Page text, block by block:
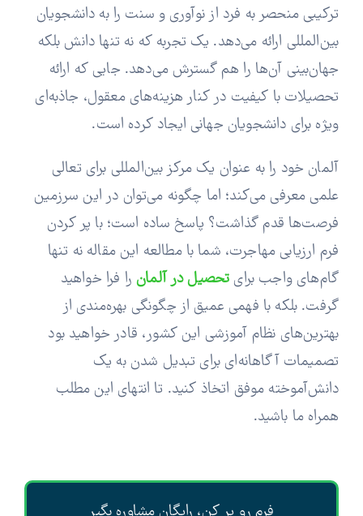
ترکیبی منحصر به فرد از نوآوری و سنت را به دانشجویان
بین‌المللی ارائه می‌دهد. یک تجربه که نه تنها دانش بلکه
جهان‌بینی آن‌ها را هم گسترش می‌دهد. جایی که ارائه
تحصیلات با کیفیت در کنار هزینه‌های معقول، جاذبه‌ای
ویژه برای دانشجویان جهانی ایجاد کرده است.
آلمان خود را به عنوان یک مرکز بین‌المللی برای تعالی
علمی معرفی می‌کند؛ اما چگونه می‌توان در این سرزمین
فرصت‌ها قدم گذاشت؟ پاسخ ساده است؛ با پر کردن
فرم ارزیابی مهاجرت، شما با مطالعه این مقاله نه تنها
گام‌های واجب برای تحصیل در آلمان را فرا خواهید
گرفت. بلکه با فهمی عمیق از چگونگی بهره‌مندی از
بهترین‌های نظام آموزشی این کشور، قادر خواهید بود
تصمیمات آگاهانه‌ای برای تبدیل شدن به یک
دانش‌آموخته موفق اتخاذ کنید. تا انتهای این مطلب
همراه ما باشید.